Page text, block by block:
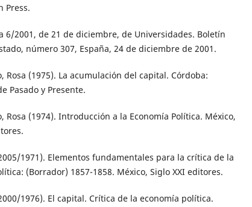
Press.
6/2001, de 21 de diciembre, de Universidades. Boletín
número 307, España, 24 de diciembre de 2001.
Rosa (1975). La acumulación del capital. Córdoba:
Pasado y Presente.
Rosa (1974). Introducción a la Economía Política. México,
1971). Elementos fundamentales para la crítica de la
(Borrador) 1857-1858. México, Siglo XXI editores.
1976). El capital. Crítica de la economía política.